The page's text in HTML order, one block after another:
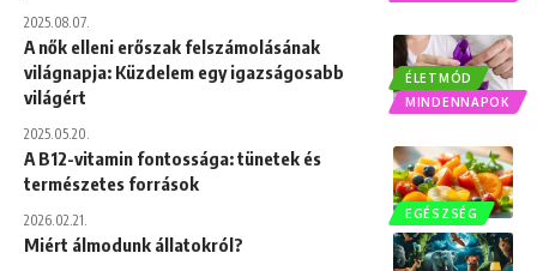
2025.08.07.
ÉLETMÓD
MINDENNAPOK
A nők elleni erőszak felszámolásának
világnapja: Küzdelem egy igazságosabb
világért
2025.05.20.
EGÉSZSÉG
A B12-vitamin fontossága: tünetek és
természetes források
2026.02.21.
Miért álmodunk állatokról?